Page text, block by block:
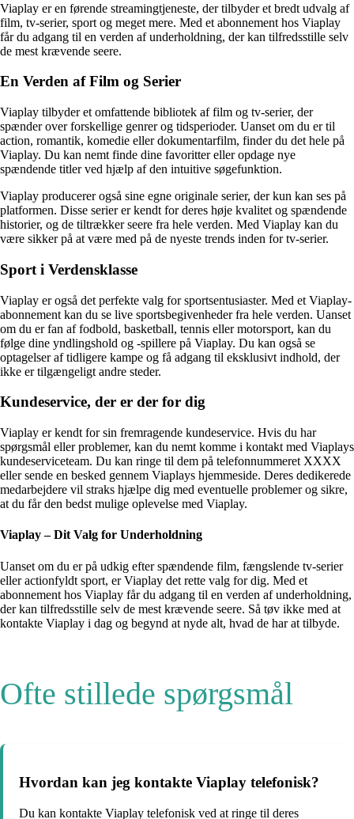
Viaplay er en førende streamingtjeneste, der tilbyder et bredt udvalg af
film, tv-serier, sport og meget mere. Med et abonnement hos Viaplay
får du adgang til en verden af underholdning, der kan tilfredsstille selv
de mest krævende seere.
En Verden af Film og Serier
Viaplay tilbyder et omfattende bibliotek af film og tv-serier, der
spænder over forskellige genrer og tidsperioder. Uanset om du er til
action, romantik, komedie eller dokumentarfilm, finder du det hele på
Viaplay. Du kan nemt finde dine favoritter eller opdage nye
spændende titler ved hjælp af den intuitive søgefunktion.
Viaplay producerer også sine egne originale serier, der kun kan ses på
platformen. Disse serier er kendt for deres høje kvalitet og spændende
historier, og de tiltrækker seere fra hele verden. Med Viaplay kan du
være sikker på at være med på de nyeste trends inden for tv-serier.
Sport i Verdensklasse
Viaplay er også det perfekte valg for sportsentusiaster. Med et Viaplay-
abonnement kan du se live sportsbegivenheder fra hele verden. Uanset
om du er fan af fodbold, basketball, tennis eller motorsport, kan du
følge dine yndlingshold og -spillere på Viaplay. Du kan også se
optagelser af tidligere kampe og få adgang til eksklusivt indhold, der
ikke er tilgængeligt andre steder.
Kundeservice, der er der for dig
Viaplay er kendt for sin fremragende kundeservice. Hvis du har
spørgsmål eller problemer, kan du nemt komme i kontakt med Viaplays
kundeserviceteam. Du kan ringe til dem på telefonnummeret XXXX
eller sende en besked gennem Viaplays hjemmeside. Deres dedikerede
medarbejdere vil straks hjælpe dig med eventuelle problemer og sikre,
at du får den bedst mulige oplevelse med Viaplay.
Viaplay – Dit Valg for Underholdning
Uanset om du er på udkig efter spændende film, fængslende tv-serier
eller actionfyldt sport, er Viaplay det rette valg for dig. Med et
abonnement hos Viaplay får du adgang til en verden af underholdning,
der kan tilfredsstille selv de mest krævende seere. Så tøv ikke med at
kontakte Viaplay i dag og begynd at nyde alt, hvad de har at tilbyde.
Ofte stillede spørgsmål
Hvordan kan jeg kontakte Viaplay telefonisk?
Du kan kontakte Viaplay telefonisk ved at ringe til deres